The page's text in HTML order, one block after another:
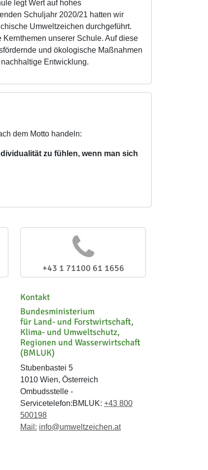
legt Wert auf hohes
Schuljahr 2020/21 hatten wir
Umweltzeichen durchgeführt.
unserer Schule. Auf diese
und ökologische Maßnahmen
Entwicklung.
dem Motto handeln:
zu fühlen, wenn man sich
+43 1 71100 61 1656
Kontakt
Bundesministerium
für Land- und Forstwirtschaft,
Klima- und Umweltschutz,
Regionen und Wasserwirtschaft
(BMLUK)
Stubenbastei 5
1010 Wien, Österreich
Ombudsstelle -
Servicetelefon:BMLUK: +43 800
500198
Mail: info@umweltzeichen.at